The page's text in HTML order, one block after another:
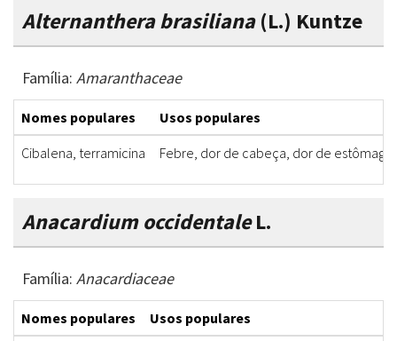
Alternanthera brasiliana(L.) Kuntze
Família: Amaranthaceae
Nomes populares
Usos populares
Cibalena, terramicina
Febre, dor de cabeça, dor de estômago
Anacardium occidentaleL.
Família: Anacardiaceae
Nomes populares
Usos populares